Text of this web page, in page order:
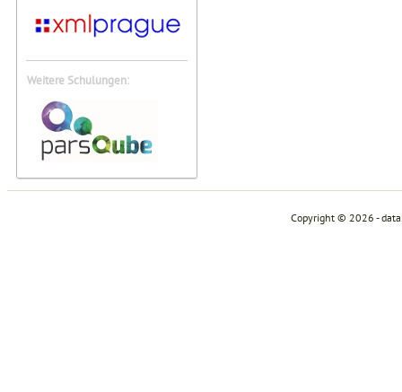
Weitere Schulungen:
Copyright © 2026 -